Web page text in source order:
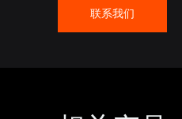
联系我们